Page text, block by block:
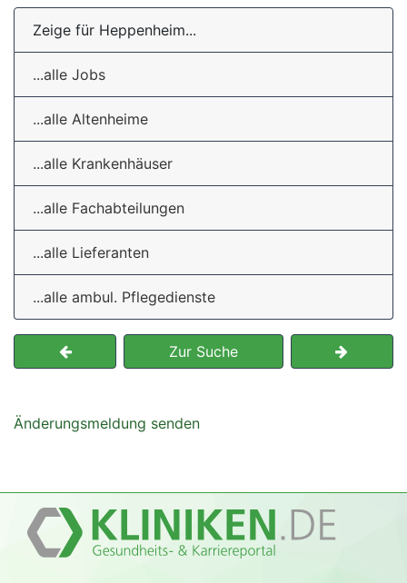
Zeige für Heppenheim...
...alle Jobs
...alle Altenheime
...alle Krankenhäuser
...alle Fachabteilungen
...alle Lieferanten
...alle ambul. Pflegedienste
Zur Suche
Änderungsmeldung senden